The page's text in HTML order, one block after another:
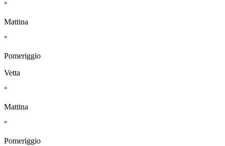
°
Mattina
°
Pomeriggio
Vetta
°
Mattina
°
Pomeriggio